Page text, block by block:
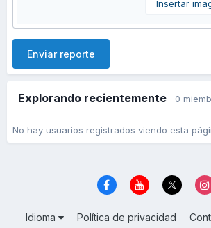
Insertar
Enviar reporte
Explorando recientemente 0
No hay usuarios registrados viendo esta
Idioma Política de privacidad